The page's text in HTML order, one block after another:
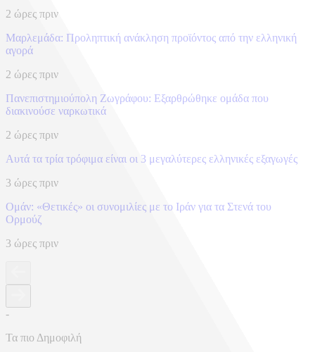
2 ώρες πριν
Μαρλεμάδα: Προληπτική ανάκληση προϊόντος από την ελληνική
αγορά
2 ώρες πριν
Πανεπιστημιούπολη Ζωγράφου: Εξαρθρώθηκε ομάδα που
διακινούσε ναρκωτικά
2 ώρες πριν
Αυτά τα τρία τρόφιμα είναι οι 3 μεγαλύτερες ελληνικές εξαγωγές
3 ώρες πριν
Ομάν: «Θετικές» οι συνομιλίες με το Ιράν για τα Στενά του
Ορμούζ
3 ώρες πριν
-
Τα πιο Δημοφιλή